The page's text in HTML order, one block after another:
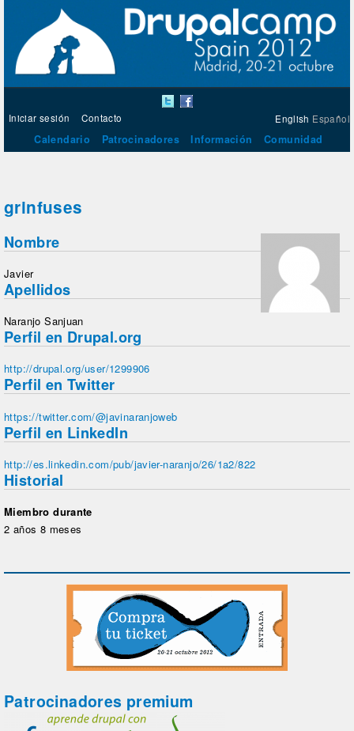
English Español
Iniciar sesión Contacto
Calendario Patrocinadores Información Comunidad
grinfuses
Nombre
Javier
Apellidos
Naranjo Sanjuan
Perfil en Drupal.org
http://drupal.org/user/1299906
Perfil en Twitter
https://twitter.com/@javinaranjoweb
Perfil en LinkedIn
http://es.linkedin.com/pub/javier-naranjo/26/1a2/822
Historial
Miembro durante
2 años 8 meses
Patrocinadores premium